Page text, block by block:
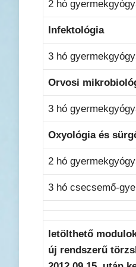
2 hó
Infektológia
3 hó
Orvosi
3 hó
Oxyológia és
2 hó
3 hó csecsemő-
letölthető
új rendszerű